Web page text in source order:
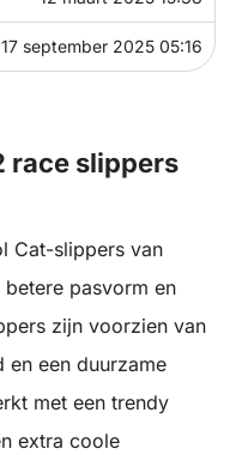
17 september 2025 05:16
race slippers
Cat-slippers van
pasvorm en
zijn voorzien van
een duurzame
met een trendy
extra coole